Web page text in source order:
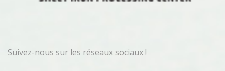
Suivez-nous sur les réseaux sociaux !